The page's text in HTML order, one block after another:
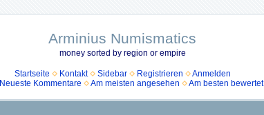
Arminius Numismatics
money sorted by region or empire
Startseite Kontakt Sidebar Registrieren
Anmelden
Neueste Kommentare Am meisten angesehen Am besten bewertet